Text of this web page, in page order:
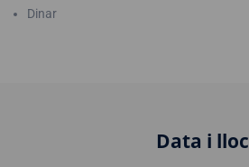
Dinar
Data i lloc